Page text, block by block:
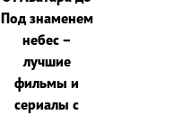
Под знаменем
небес –
лучшие
фильмы и
сериалы с